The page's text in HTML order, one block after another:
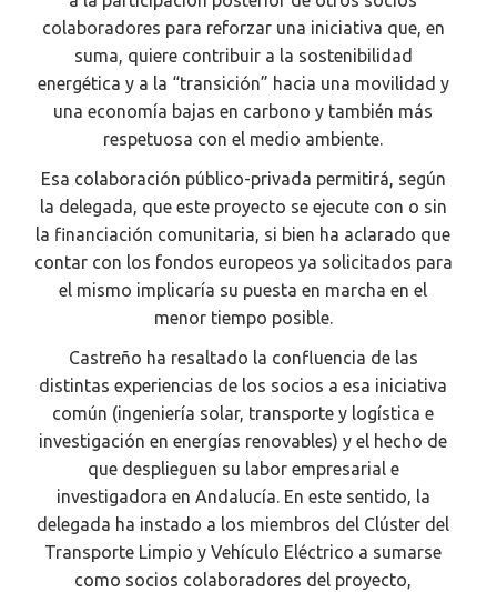
colaboradores para reforzar una iniciativa que, en
suma, quiere contribuir a la sostenibilidad
energética y a la “transición” hacia una movilidad y
una economía bajas en carbono y también más
respetuosa con el medio ambiente.
Esa colaboración público-privada permitirá, según
la delegada, que este proyecto se ejecute con o sin
la financiación comunitaria, si bien ha aclarado que
contar con los fondos europeos ya solicitados para
el mismo implicaría su puesta en marcha en el
menor tiempo posible.
Castreño ha resaltado la confluencia de las
distintas experiencias de los socios a esa iniciativa
común (ingeniería solar, transporte y logística e
investigación en energías renovables) y el hecho de
que desplieguen su labor empresarial e
investigadora en Andalucía. En este sentido, la
delegada ha instado a los miembros del Clúster del
Transporte Limpio y Vehículo Eléctrico a sumarse
como socios colaboradores del proyecto,